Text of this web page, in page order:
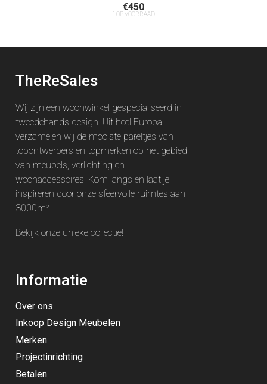
€450
1 OP VOORRAAD
TheReSales
Wij zijn een woonwinkel gespecialiseerd in
tweedehands design. Uit heel Europa
verzamelen wij de mooiste pareltjes van
topontwerpers en topmerken op het gebied
van meubels, verlichting en
woonaccessoires. Kom langs en laat je
inspireren door onze sfeervolle ruimtes aan
3000m².
Bekijk onze unieke collectie!
Informatie
Over ons
Inkoop Design Meubelen
Merken
Projectinrichting
Betalen